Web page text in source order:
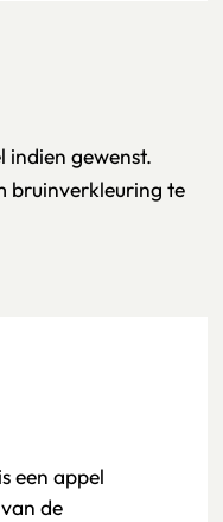
indien gewenst.
bruinverkleuring te
een appel
de